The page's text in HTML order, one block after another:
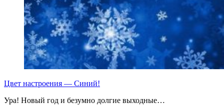
Цвет настроения — Синий!
Ура! Новый год и безумно долгие выходные…